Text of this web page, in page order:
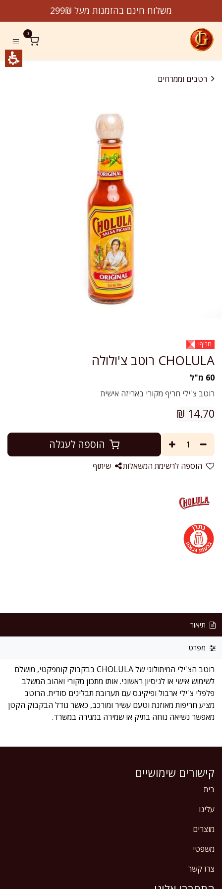
משלוח חינם בהזמנות מעל 299₪
0
רטבים וממרחים
חריף!
CHOLULA רוטב צ'ולולה
60 מ"ל
רוטב צ'ילי חריף מקורי באריזה אישית
14.70
₪
הוספה לעגלה
הוספה לרשימת המשאלות שיתוף
תיאור
מפרט
רוטב הצ'ילי המיתולוגי של CHOLULA בבקבוק קומפקטי, מושלם
לשימוש אישי או לניסיון ראשוני. אותו מתכון מקורי ואהוב המשלב
פלפלי צ'ילי ארבול ופיקינס עם תערובת תבלינים סודית. הרוטב
מציע חריפות מאוזנת וטעם עשיר ומורכב, כאשר גודל הבקבוק הקטן
מאפשר נשיאה נוחה בתיק או שמירה במגירה במשרד.
קישורים שימושיים
בית
עלינו
מוצרים
משפטי
צרו קשר